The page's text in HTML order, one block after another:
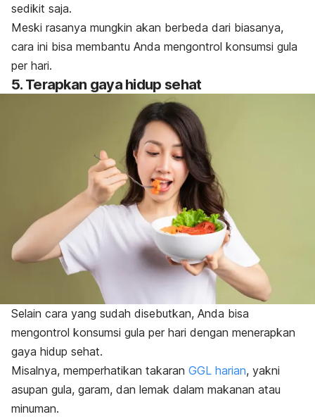
sedikit saja.
Meski rasanya mungkin akan berbeda dari biasanya,
cara ini bisa membantu Anda mengontrol konsumsi gula
per hari.
5. Terapkan gaya hidup sehat
Selain cara yang sudah disebutkan, Anda bisa
mengontrol konsumsi gula per hari dengan menerapkan
gaya hidup sehat.
Misalnya, memperhatikan takaran GGL harian, yakni
asupan gula, garam, dan lemak dalam makanan atau
minuman.